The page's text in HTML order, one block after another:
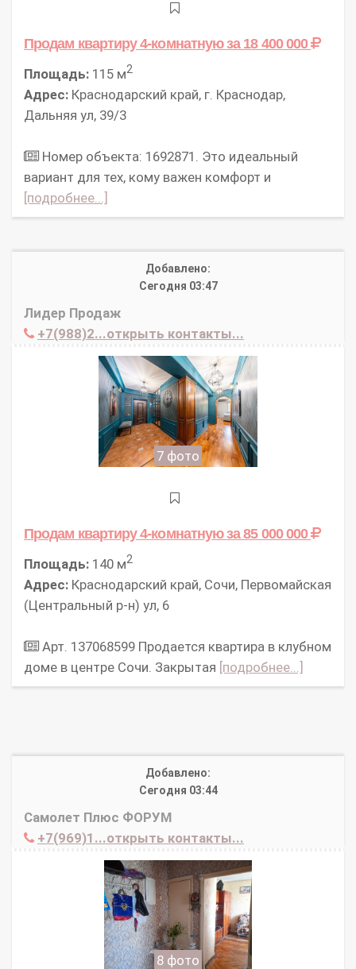
Продам квартиру 4-комнатнуюза 18 400 000
Площадь: 115 м2
Адрес: Краснодарский край, г. Краснодар,
Дальняя ул, 39/3
Номер объекта: 1692871. Это идеальный
вариант для тех, кому важен комфорт и
[подробнее...]
Добавлено:
Сегодня 03:47
Лидер Продаж
+7(988)2...открыть контакты...
7 фото
Продам квартиру 4-комнатнуюза 85 000 000
Площадь: 140 м2
Адрес: Краснодарский край, Сочи, Первомайская
(Центральный р-н) ул, 6
Арт. 137068599 Продается квартира в клубном
доме в центре Сочи. Закрытая [подробнее...]
Добавлено:
Сегодня 03:44
Самолет Плюс ФОРУМ
+7(969)1...открыть контакты...
8 фото